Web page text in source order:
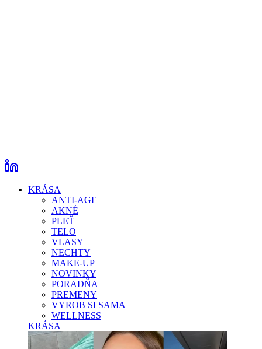
KRÁSA
ANTI-AGE
AKNÉ
PLEŤ
TELO
VLASY
NECHTY
MAKE-UP
NOVINKY
PORADŇA
PREMENY
VYROB SI SAMA
WELLNESS
KRÁSA